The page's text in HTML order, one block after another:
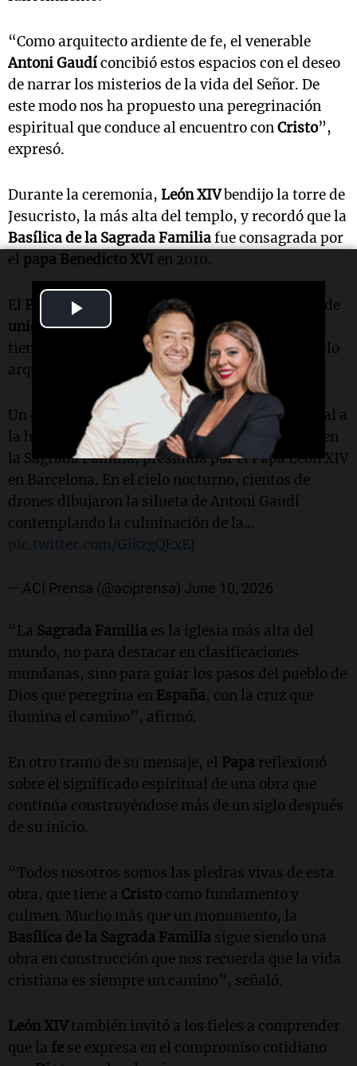
Video
“Como arquitecto ardiente de fe, el venerable
Antoni Gaudíconcibió estos espacios con el deseo
de narrar los misterios de la vida del Señor. De
este modo nos ha propuesto una peregrinación
espiritual que conduce al encuentro conCristo”,
expresó.
Durante la ceremonia, León XIVbendijo la torre de
Jesucristo, la más alta del templo, y recordó que la
Basílica de la Sagrada Familiafue consagrada por
el papa Benedicto XVI en 2010.
El Pontífice
definió al templo como un símbolo de
unidadyconcordia paraCataluñayEspaña
tiempo que destacó que su grandeza trasciende lo
arquitectónico.
Un espectáculo de luz y color puso el broche final a
la histórica bendición de la Torre de Jesucristo en
la Sagrada Familia, presidida por el Papa León XIV
en Barcelona. En el cielo nocturno, cientos de
drones dibujaron la silueta de Antoni Gaudí
contemplando la culminación de la…
pic.twitter.com/GikzgQExEj
— ACI Prensa (@aciprensa) June 10, 2026
“La Sagrada Familia es la iglesia más alta del
mundo, no para destacar en clasificaciones
mundanas, sino para guiar los pasos del pueblo de
Dios que peregrina en España, con la cruz que
ilumina el camino”, afirmó.
En otro tramo de su mensaje, el Papa reflexionó
sobre el significado espiritual de una obra que
continúa construyéndose más de un siglo después
de su inicio.
“Todos nosotros somos las piedras vivas de esta
obra, que tiene a Cristo como fundamento y
culmen. Mucho más que un monumento, la
Basílica de la Sagrada Familia sigue siendo una
obra en construcción que nos recuerda que la vida
cristiana es siempre un camino”, señaló.
León XIVtambién invitó a los fieles a comprender
que la fe se expresa en el compromiso cotidiano